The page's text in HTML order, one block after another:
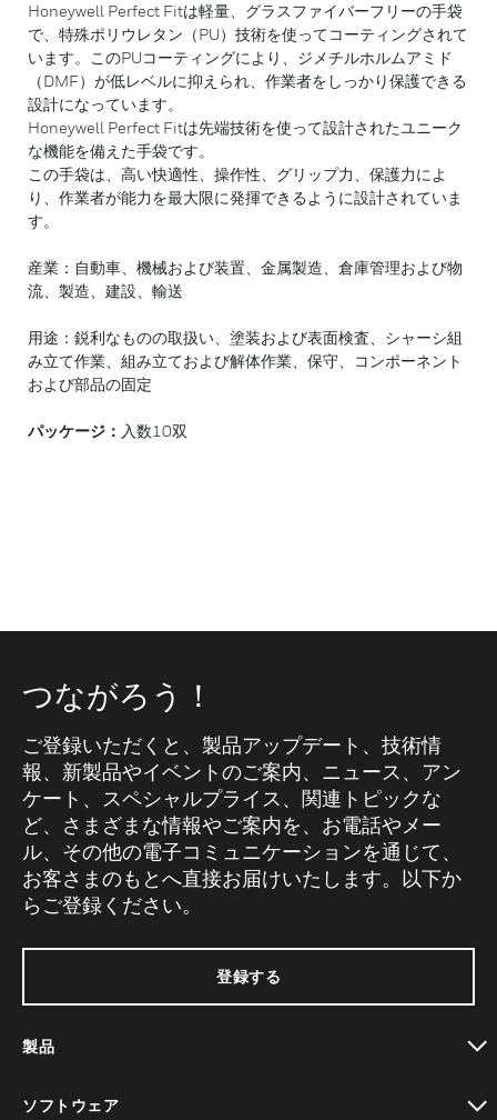
Honeywell Perfect Fitは軽量、グラスファイバーフリーの手袋
で、特殊ポリウレタン（PU）技術を使ってコーティングされて
います。このPUコーティングにより、ジメチルホルムアミド
（DMF）が低レベルに抑えられ、作業者をしっかり保護できる
設計になっています。
Honeywell Perfect Fitは先端技術を使って設計されたユニーク
な機能を備えた手袋です。
この手袋は、高い快適性、操作性、グリップ力、保護力によ
り、作業者が能力を最大限に発揮できるように設計されていま
す。
産業：自動車、機械および装置、金属製造、倉庫管理および物
流、製造、建設、輸送
用途：鋭利なものの取扱い、塗装および表面検査、シャーシ組
み立て作業、組み立ておよび解体作業、保守、コンポーネント
および部品の固定
パッケージ： 入数10双
つながろう！
ご登録いただくと、製品アップデート、技術情
報、新製品やイベントのご案内、ニュース、アン
ケート、スペシャルプライス、関連トピックな
ど、さまざまな情報やご案内を、お電話やメー
ル、その他の電子コミュニケーションを通じて、
お客さまのもとへ直接お届けいたします。以下か
らご登録ください。
登録する
製品
ソフトウェア